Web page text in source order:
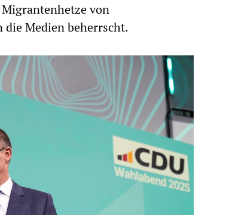
von
die Medien beherrscht.